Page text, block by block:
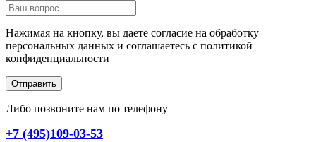
Нажимая на кнопку, вы даете согласие на обработку
персональных данных и соглашаетесь c политикой
конфиденциальности
Отправить
Либо позвоните нам по телефону
+7 (495)109-03-53